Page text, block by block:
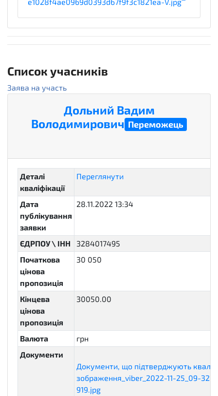
Список учасників
Заява на участь
Дольний Вадим
Володимирович Переможець
Деталі
кваліфікації
Переглянути
Дата
публікування
заявки
28.11.2022 13:34
ЄДРПОУ \ ІНН
3284017495
Початкова
цінова
пропозиція
30 050
Кінцева
цінова
пропозиція
30050.00
Валюта
грн
Документи
Документи, що підтверджують
зображення_viber_2022-11-25_09-32-
919.jpg